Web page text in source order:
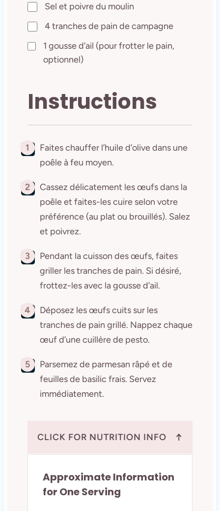
Sel et poivre du moulin
4 tranches de pain de campagne
1 gousse d’ail (pour frotter le pain,
optionnel)
Instructions
1
Faites chauffer l’huile d’olive dans une
poêle à feu moyen.
2
Cassez délicatement les œufs dans la
poêle et faites-les cuire selon votre
préférence (au plat ou brouillés). Salez
et poivrez.
3
Pendant la cuisson des œufs, faites
griller les tranches de pain. Si désiré,
frottez-les avec la gousse d’ail.
4
Déposez les œufs cuits sur les
tranches de pain grillé. Nappez chaque
œuf d’une cuillère de pesto.
5
Parsemez de parmesan râpé et de
feuilles de basilic frais. Servez
immédiatement.
CLICK FOR NUTRITION INFO ↑
Approximate Information
for One Serving